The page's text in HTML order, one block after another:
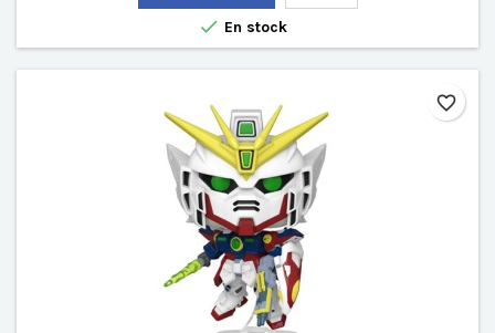
 En stock
favorite_border